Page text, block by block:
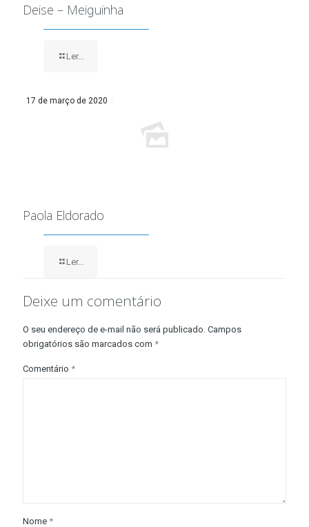
Deise – Meiguinha
Ler...
17 de março de 2020
Paola Eldorado
Ler...
Deixe um comentário
O seu endereço de e-mail não será publicado. Campos
obrigatórios são marcados com *
Comentário *
Nome *